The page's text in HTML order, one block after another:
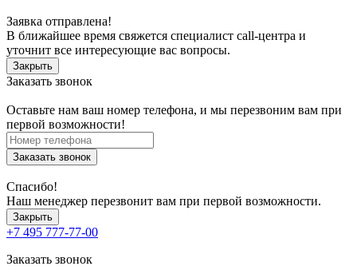
Заявка отправлена!
В ближайшее время свяжется специалист call-центра и
уточнит все интересующие вас вопросы.
Закрыть
Заказать звонок
Оставьте нам ваш номер телефона, и мы перезвоним вам при
первой возможности!
Заказать звонок
Спасибо!
Наш менеджер перезвонит вам при первой возможности.
Закрыть
+7 495 777-77-00
Заказать звонок